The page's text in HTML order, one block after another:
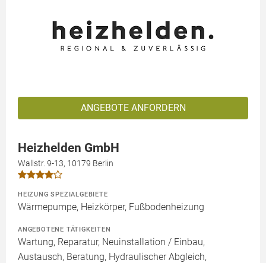
ANGEBOTE ANFORDERN
Heizhelden GmbH
Wallstr. 9-13, 10179 Berlin
HEIZUNG SPEZIALGEBIETE
Wärmepumpe, Heizkörper, Fußbodenheizung
ANGEBOTENE TÄTIGKEITEN
Wartung, Reparatur, Neuinstallation / Einbau,
Austausch, Beratung, Hydraulischer Abgleich,